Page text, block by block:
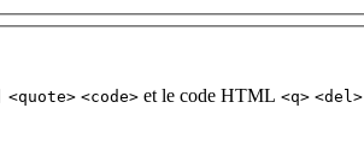
<quote> <code> et le code HTML <q> <del>